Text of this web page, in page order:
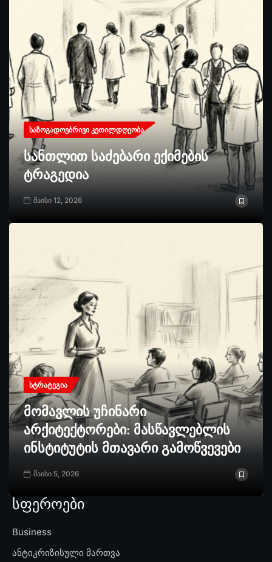
ᲡᲐᲖᲝᲒᲐᲓᲝᲔᲑᲠᲘᲕᲘ ᲙᲔᲗᲘᲚᲓᲦᲔᲝᲑᲐ
სანთლით საძებარი ექიმების
ტრაგედია
მაისი 12, 2026
ᲡᲢᲠᲐᲢᲔᲒᲘᲐ
მომავლის უჩინარი
არქიტექტორები: მასწავლებლის
ინსტიტუტის მთავარი გამოწვევები
მაისი 5, 2026
სფეროები
Business
ანტიკრიზისული მართვა